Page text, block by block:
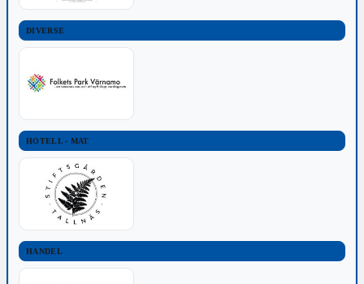
DIVERSE
HOTELL - MAT
HANDEL